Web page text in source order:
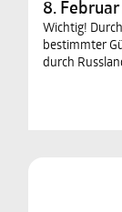
8.
Wichtig!
bestimmter
durch